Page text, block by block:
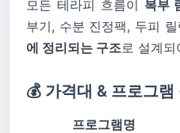
모든 테라피 흐름이 복부
부기, 수분 진정팩, 두피 릴
에 정리되는 구조로 설계되
💰 가격대 & 프로그램
프로그램명